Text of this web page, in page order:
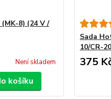
8) (24 V /
Není skladem
košíku
Sada
10/CR-
375